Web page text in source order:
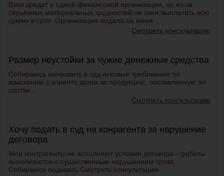
Взял кредит в одной финансовой организации, но из-за
серьёзных материальных трудностей не смог выплатить всю
сумму в срок. Организация подала на меня ...
Смотреть консультацию
Размер неустойки за чужие денежные средства
Собираюсь направить в суд исковые требования по
взысканию с клиента долга за продукцию, поставленную по
соотве...
Смотреть консультацию
Хочу подать в суд на конрагента за нарушение
договора
Мои контрагенты не исполняют условия договора – работы
выполняются с существенным нарушением срока.
Собираюсь подавать Смотреть консультацию